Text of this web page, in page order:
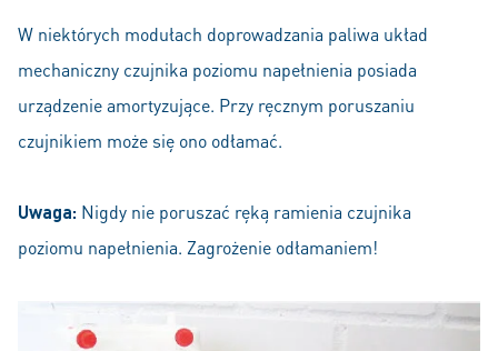
W niektórych modułach doprowadzania paliwa układ
mechaniczny czujnika poziomu napełnienia posiada
urządzenie amortyzujące. Przy ręcznym poruszaniu
czujnikiem może się ono odłamać.
Uwaga: Nigdy nie poruszać ręką ramienia czujnika
poziomu napełnienia. Zagrożenie odłamaniem!